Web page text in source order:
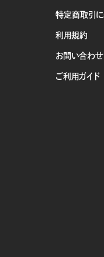
特定商取引
利用規約
お問い合わせ
ご利用ガイド